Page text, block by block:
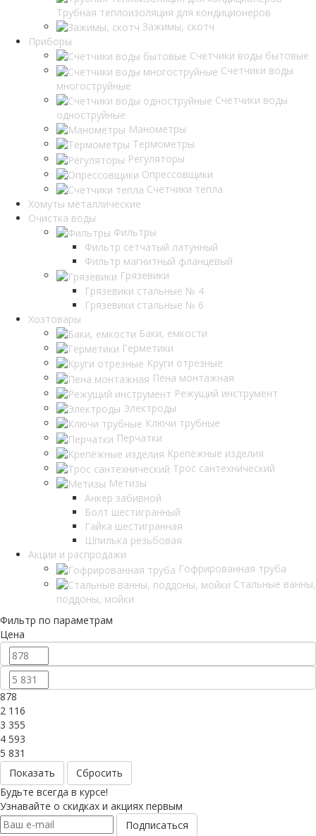
Трубная теплоизоляция для кондиционеров
Зажимы, скотч
Приборы
Счетчики воды бытовые
Счетчики воды
многоструйные
Счетчики воды
одноструйные
Манометры
Термометры
Регуляторы
Опрессовщики
Счетчики тепла
Хомуты металлические
Очистка воды
Фильтры
Фильтр сетчатый латунный
Фильтр магнитный фланцевый
Грязевики
Грязевики стальные № 4
Грязевики стальные № 6
Хозтовары
Баки, емкости
Герметики
Круги отрезные
Пена монтажная
Режущий инструмент
Электроды
Ключи трубные
Перчатки
Крепёжные изделия
Трос сантехнический
Метизы
Анкер забивной
Болт шестигранный
Гайка шестигранная
Шпилька резьбовая
Акции и распродажи
Гофрированная труба
Стальные ванны,
поддоны, мойки
Фильтр по параметрам
Цена
878
2 116
3 355
4 593
5 831
Сбросить
Будьте всегда в курсе!
Узнавайте о скидках и акциях первым